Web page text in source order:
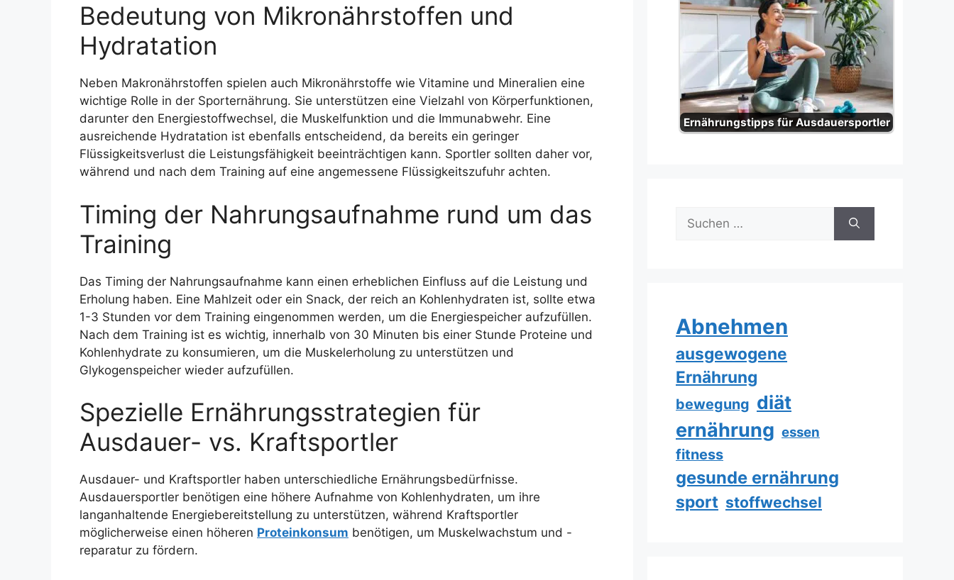
Bedeutung von Mikronährstoffen und
Hydratation
Neben Makronährstoffen spielen auch Mikronährstoffe wie Vitamine und Mineralien eine
wichtige Rolle in der Sporternährung. Sie unterstützen eine Vielzahl von Körperfunktionen,
darunter den Energiestoffwechsel, die Muskelfunktion und die Immunabwehr. Eine
ausreichende Hydratation ist ebenfalls entscheidend, da bereits ein geringer
Flüssigkeitsverlust die Leistungsfähigkeit beeinträchtigen kann. Sportler sollten daher vor,
während und nach dem Training auf eine angemessene Flüssigkeitszufuhr achten.
Timing der Nahrungsaufnahme rund um das
Training
Das Timing der Nahrungsaufnahme kann einen erheblichen Einfluss auf die Leistung und
Erholung haben. Eine Mahlzeit oder ein Snack, der reich an Kohlenhydraten ist, sollte etwa
1-3 Stunden vor dem Training eingenommen werden, um die Energiespeicher aufzufüllen.
Nach dem Training ist es wichtig, innerhalb von 30 Minuten bis einer Stunde Proteine und
Kohlenhydrate zu konsumieren, um die Muskelerholung zu unterstützen und
Glykogenspeicher wieder aufzufüllen.
Spezielle Ernährungsstrategien für
Ausdauer- vs. Kraftsportler
Ausdauer- und Kraftsportler haben unterschiedliche Ernährungsbedürfnisse.
Ausdauersportler benötigen eine höhere Aufnahme von Kohlenhydraten, um ihre
langanhaltende Energiebereitstellung zu unterstützen, während Kraftsportler
möglicherweise einen höheren Proteinkonsum benötigen, um Muskelwachstum und -
reparatur zu fördern.
Ernährungstipps für Ausdauersportler
Suche
nach:
Abnehmen
ausgewogene
Ernährung
bewegung diät
ernährung essen
fitness
gesunde ernährung
sport stoffwechsel